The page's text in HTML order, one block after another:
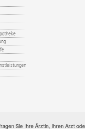
Sie Ihre Ärztin, Ihren Arzt